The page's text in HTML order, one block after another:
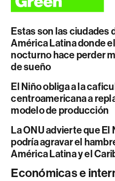
Estas son las ciudades
América Latina donde
nocturno hace perder
de sueño
El Niño obliga a la
centroamericana a
modelo de producción
La ONU advierte que El
podría agravar el
América Latina y el
Económicas e